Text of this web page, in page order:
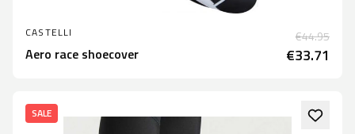
CASTELLI €44.95
Aero race shoecover €33.71
SALE